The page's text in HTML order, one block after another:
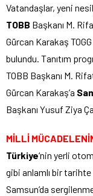
Vatandaşlar, yeni
TOBB Başkanı M.
Gürcan Karakaş
bulundu. Tanıtım
TOBB Başkanı M.
Gürcan Karakaş’a
Başkanı Yusuf Ziya
MİLLİ
Türkiye‘nin yerli
gibi anlamlı bir
Samsun’da